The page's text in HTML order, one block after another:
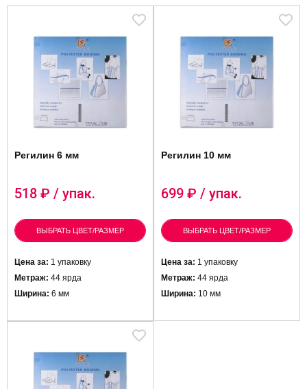
Регилин 6 мм
518 ₽ / упак.
ВЫБРАТЬ ЦВЕТ/РАЗМЕР
Цена за: 1 упаковку
Метраж: 44 ярда
Ширина: 6 мм
Регилин 10 мм
699 ₽ / упак.
ВЫБРАТЬ ЦВЕТ/РАЗМЕР
Цена за: 1 упаковку
Метраж: 44 ярда
Ширина: 10 мм